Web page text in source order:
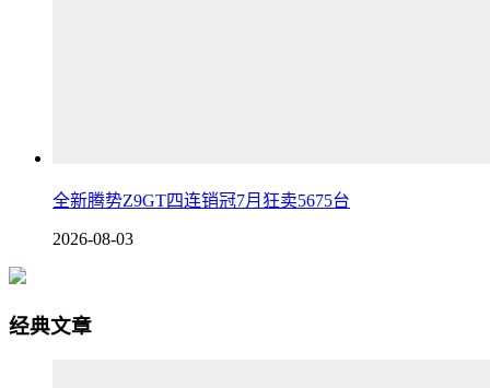
全新腾势Z9GT四连销冠7月狂卖5675台
2026-08-03
经典文章